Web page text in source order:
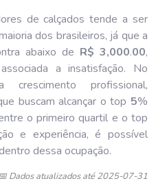
de calçados tende a ser
dos brasileiros, já que a
abaixo de R$ 3,000.00,
a insatisfação. No
profissional,
buscam alcançar o top 5%
o primeiro quartil e o top
e experiência, é possível
dessa ocupação.
Dados atualizados até 2025-07-31